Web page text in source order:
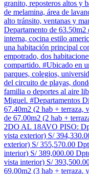
granito, reposteros altos y
de melamina, área de
alto tránsito, ventanas y
Departamento de 63.50m2
interna, cocina estilo
una habitación principal
empotrado, dos
compartido. #Ubicado en
parques, colegios,
del circuito de playas,
familia o deportes al aire
Miguel. #Departamentos
67.40m2 (2 hab + terraza,
de 67.00m2 (2 hab +
2DO AL 18AVO PISO:
vista exterior) S/
exterior) S/ 355,570.00
interior) S/ 389,000.00
vista interior) S/
69.00m2 (3 hab + terraza,